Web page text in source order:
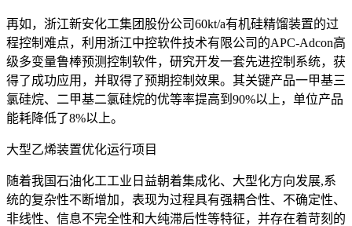
再如，浙江新安化工集团股份公司60kt/a有机硅精馏装置的过
程控制难点，利用浙江中控软件技术有限公司的APC-Adcon高
级多变量鲁棒预测控制软件，研究开发一套先进控制系统，获
得了成功应用，并取得了预期控制效果。其关键产品一甲基三
氯硅烷、二甲基二氯硅烷的优等率提高到90%以上，单位产品
能耗降低了8%以上。
大型乙烯装置优化运行项目
随着我国石油化工工业日益朝着集成化、大型化方向发展,系
统的复杂性不断增加，表现为过程具有强耦合性、不确定性、
非线性、信息不完全性和大纯滞后性等特征，并存在着苛刻的